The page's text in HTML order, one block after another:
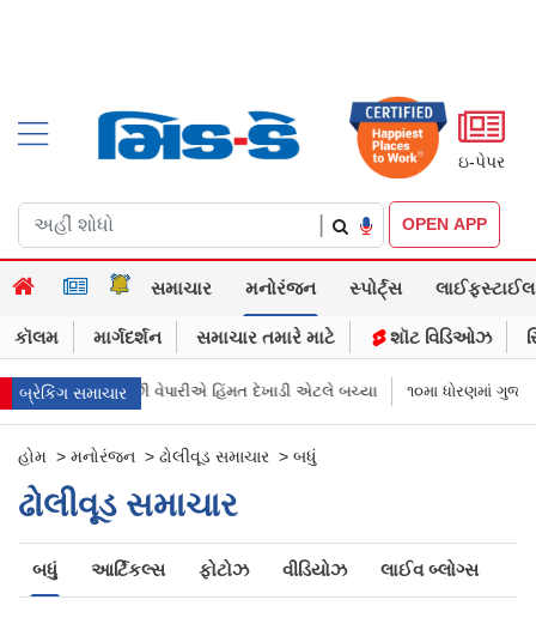
ઇ-પેપર
| OPEN APP
સમાચાર મનોરંજન સ્પોર્ટ્સ લાઈફસ્ટાઈલ
કૉલમ માર્ગદર્શન સમાચાર તમારે માટે શૉટ વિડિઓઝ
બ્રેકિંગ સમાચાર
ખંડણી : કચ્છી વેપારીએ હિંમત દેખાડી એટલે બચ્યા ૧૦મા ધોરણમાં ગુજરાતની
હોમ > મનોરંજન > ઢોલીવૂડ સમાચાર > બધું
ઢોલીવૂડ સમાચાર
બધું આર્ટિકલ્સ ફોટોઝ વીડિયોઝ લાઈવ બ્લોગ્સ